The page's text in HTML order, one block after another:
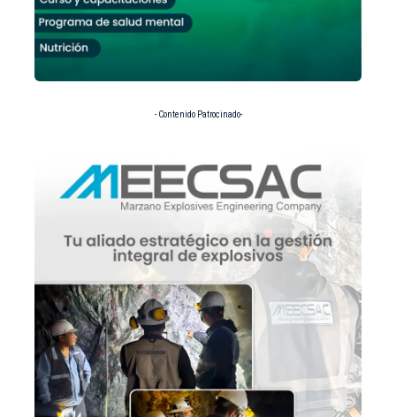
- Contenido Patrocinado-